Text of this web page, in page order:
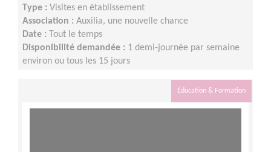
Type : Visites en établissement
Association : Auxilia, une nouvelle chance
Date :
Tout le temps
Disponibilité demandée : 1 demi-journée par semaine
environ ou tous les 15 jours
Éducation & Formation